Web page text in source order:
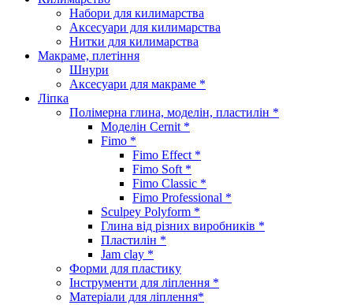
Набори для килимарства
Аксесуари для килимарства
Нитки для килимарства
Макраме, плетіння
Шнури
Аксесуари для макраме *
Ліпка
Полімерна глина, моделін, пластилін *
Моделін Cernit *
Fimo *
Fimo Effect *
Fimo Soft *
Fimo Classic *
Fimo Professional *
Sculpey Polyform *
Глина від різних виробників *
Пластилін *
Jam clay *
Форми для пластику
Інструменти для ліплення *
Матеріали для ліплення*